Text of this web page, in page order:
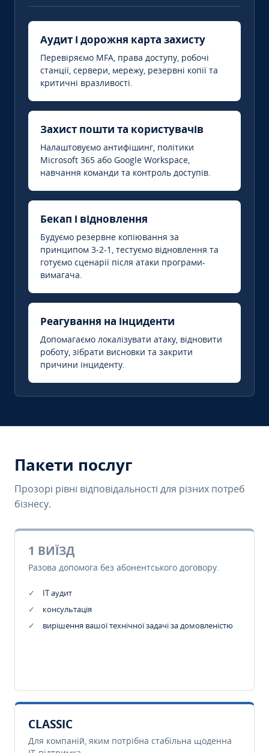
Аудит і дорожня карта захисту
Перевіряємо MFA, права доступу, робочі
станції, сервери, мережу, резервні копії та
критичні вразливості.
Захист пошти та користувачів
Налаштовуємо антифішинг, політики
Microsoft 365 або Google Workspace,
навчання команди та контроль доступів.
Бекап і відновлення
Будуємо резервне копіювання за
принципом 3-2-1, тестуємо відновлення та
готуємо сценарії після атаки програми-
вимагача.
Реагування на інциденти
Допомагаємо локалізувати атаку, відновити
роботу, зібрати висновки та закрити
причини інциденту.
Пакети послуг
Прозорі рівні відповідальності для різних потреб
бізнесу.
1 ВИЇЗД
Разова допомога без абонентського договору.
IT аудит
консультація
вирішення вашої технічної задачі за домовленістю
CLASSIC
Для компаній, яким потрібна стабільна щоденна